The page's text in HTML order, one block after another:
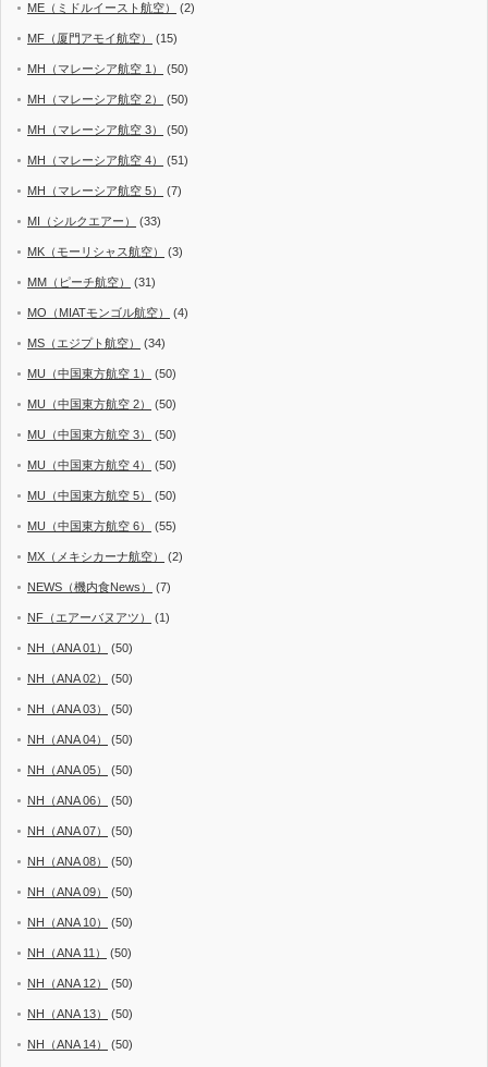
ME（ミドルイースト航空） (2)
MF（厦門アモイ航空） (15)
MH（マレーシア航空 1） (50)
MH（マレーシア航空 2） (50)
MH（マレーシア航空 3） (50)
MH（マレーシア航空 4） (51)
MH（マレーシア航空 5） (7)
MI（シルクエアー） (33)
MK（モーリシャス航空） (3)
MM（ピーチ航空） (31)
MO（MIATモンゴル航空） (4)
MS（エジプト航空） (34)
MU（中国東方航空 1） (50)
MU（中国東方航空 2） (50)
MU（中国東方航空 3） (50)
MU（中国東方航空 4） (50)
MU（中国東方航空 5） (50)
MU（中国東方航空 6） (55)
MX（メキシカーナ航空） (2)
NEWS（機内食News） (7)
NF（エアーバヌアツ） (1)
NH（ANA 01） (50)
NH（ANA 02） (50)
NH（ANA 03） (50)
NH（ANA 04） (50)
NH（ANA 05） (50)
NH（ANA 06） (50)
NH（ANA 07） (50)
NH（ANA 08） (50)
NH（ANA 09） (50)
NH（ANA 10） (50)
NH（ANA 11） (50)
NH（ANA 12） (50)
NH（ANA 13） (50)
NH（ANA 14） (50)